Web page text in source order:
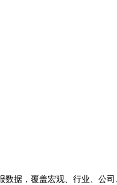
据，覆盖宏观、行业、公